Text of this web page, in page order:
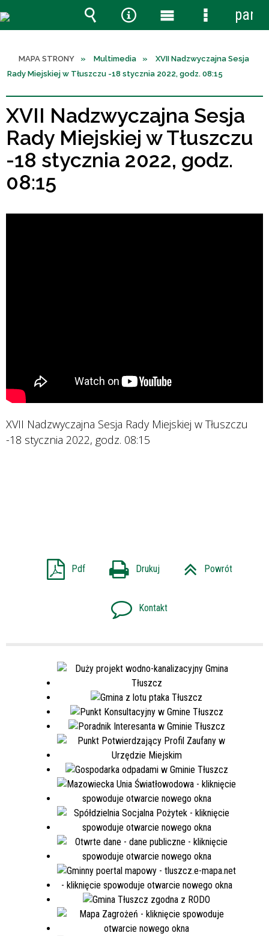
MAPA STRONY Multimedia
XVII Nadzwyczajna Sesja
Rady Miejskiej w Tłuszczu -18 stycznia 2022, godz. 08:15
XVII Nadzwyczajna Sesja
Rady Miejskiej w Tłuszczu
-18 stycznia 2022, godz.
08:15
XVII Nadzwyczajna Sesja Rady Miejskiej w Tłuszczu
-18 stycznia 2022, godz. 08:15
Pdf Drukuj Powrót
Kontakt
Wyszukiwarka
Narzędzia
Menu
główne
Menu
panel